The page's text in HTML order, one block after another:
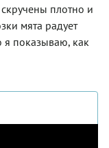
скручены плотно и
мята радует
я показываю, как